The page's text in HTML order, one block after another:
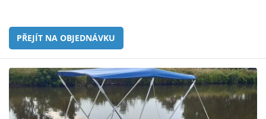
PŘEJÍT NA OBJEDNÁVKU